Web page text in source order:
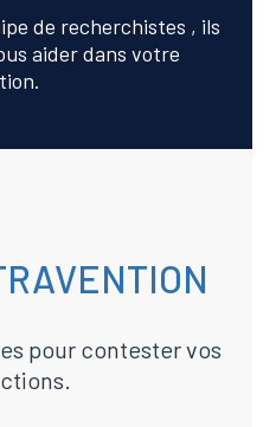
de recherchistes , ils
aider dans votre
pour contester vos